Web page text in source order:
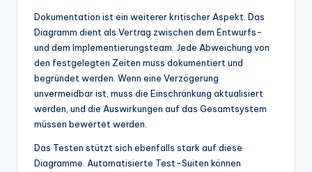
Dokumentation ist ein weiterer kritischer Aspekt. Das
Diagramm dient als Vertrag zwischen dem Entwurfs-
und dem Implementierungsteam. Jede Abweichung von
den festgelegten Zeiten muss dokumentiert und
begründet werden. Wenn eine Verzögerung
unvermeidbar ist, muss die Einschränkung aktualisiert
werden, und die Auswirkungen auf das Gesamtsystem
müssen bewertet werden.
Das Testen stützt sich ebenfalls stark auf diese
Diagramme. Automatisierte Test-Suiten können